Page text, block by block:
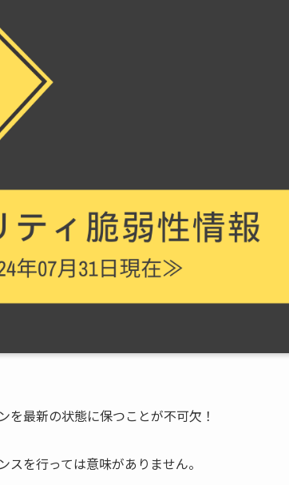
を最新の状態に保つことが不可欠！
を行っては意味がありません。